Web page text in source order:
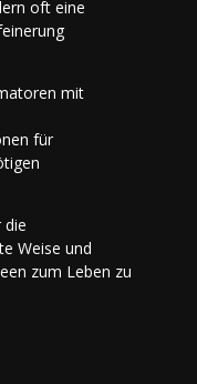
oft eine
mit
für
die
Weise und
zum Leben zu